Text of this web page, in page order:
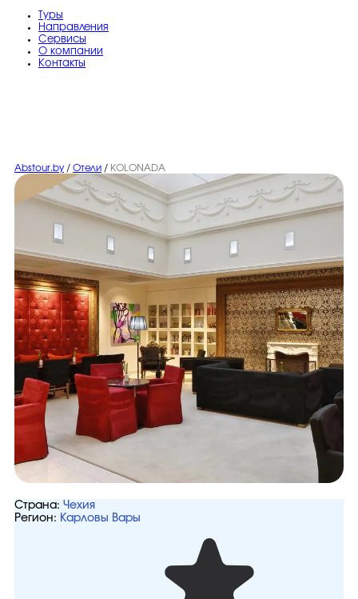
Туры
Направления
Сервисы
O компании
Контакты
Abstour.by / Отели / KOLONADA
Страна: Чехия
Регион: Карловы Вары